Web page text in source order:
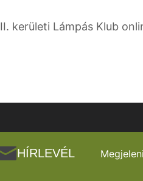
II. kerületi Lámpás Klub
HÍRLEVÉL